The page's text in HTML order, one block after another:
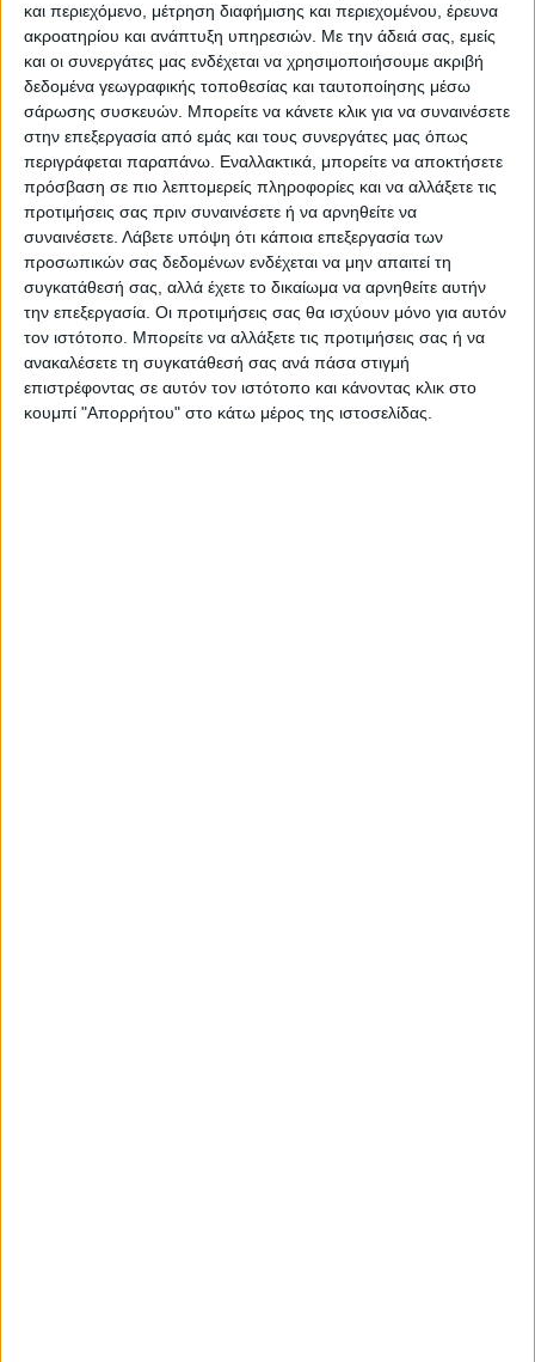
και περιεχόμενο, μέτρηση διαφήμισης και περιεχομένου, έρευνα
ακροατηρίου και ανάπτυξη υπηρεσιών. Με την άδειά σας, εμείς
και οι συνεργάτες μας ενδέχεται να χρησιμοποιήσουμε ακριβή
δεδομένα γεωγραφικής τοποθεσίας και ταυτοποίησης μέσω
σάρωσης συσκευών. Μπορείτε να κάνετε κλικ για να συναινέσετε
στην επεξεργασία από εμάς και τους συνεργάτες μας όπως
περιγράφεται παραπάνω. Εναλλακτικά, μπορείτε να αποκτήσετε
πρόσβαση σε πιο λεπτομερείς πληροφορίες και να αλλάξετε τις
προτιμήσεις σας πριν συναινέσετε ή να αρνηθείτε να
συναινέσετε. Λάβετε υπόψη ότι κάποια επεξεργασία των
προσωπικών σας δεδομένων ενδέχεται να μην απαιτεί τη
συγκατάθεσή σας, αλλά έχετε το δικαίωμα να αρνηθείτε αυτήν
την επεξεργασία. Οι προτιμήσεις σας θα ισχύουν μόνο για αυτόν
τον ιστότοπο. Μπορείτε να αλλάξετε τις προτιμήσεις σας ή να
ανακαλέσετε τη συγκατάθεσή σας ανά πάσα στιγμή
επιστρέφοντας σε αυτόν τον ιστότοπο και κάνοντας κλικ στο
κουμπί "Απορρήτου" στο κάτω μέρος της ιστοσελίδας.
ΠΡΟΗΓΟΥΜΕΝΟ ΑΡΘΡΟ
«Οργώνουν» τα χωριά
ΕΠΟΜΕΝΟ ΑΡΘΡΟ
«Χάθηκε» μισό Μουζάκι
Δημοσιογραφική Ομάδα ΝΕΟΣ ΑΓΩΝ
https://neosagon.gr
Η Αρχαιότερη Καθημερινή Πρωινή Εφημερίδα της Καρδίτσας